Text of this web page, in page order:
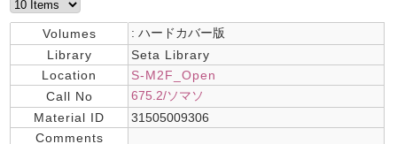
Volumes
: ハードカバー版
Library
Seta Library
Location
S-M2F_Open
Call No
675.2/ソマソ
Material ID
31505009306
Comments